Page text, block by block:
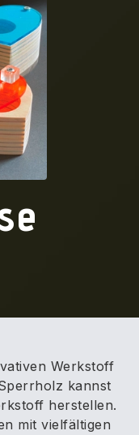
Werkstoff
kannst
herstellen.
mit vielfältigen